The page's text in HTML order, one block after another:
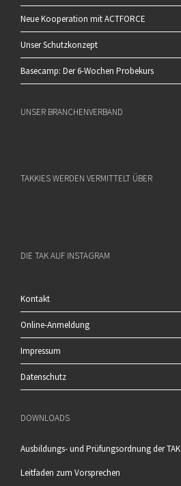
Neue Kooperation mit ACTFORCE
Unser Schutzkonzept
Basecamp: Der 6-Wochen Probekurs
UNSER BRANCHENVERBAND
TAKKIES WERDEN VERMITTELT ÜBER
DIE TAK AUF INSTAGRAM
Kontakt
Online-Anmeldung
Impressum
Datenschutz
DOWNLOADS
Ausbildungs- und Prüfungsordnung der TAK
Leitfaden zum Vorsprechen